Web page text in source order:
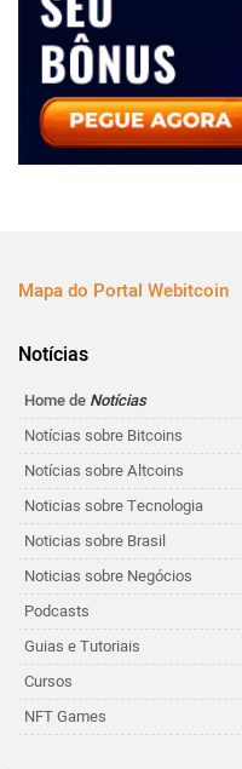
Mapa do Portal Webitcoin
Notícias
Home de Notícias
Notícias sobre Bitcoins
Notícias sobre Altcoins
Noticias sobre Tecnologia
Noticias sobre Brasil
Noticias sobre Negócios
Podcasts
Guias e Tutoriais
Cursos
NFT Games